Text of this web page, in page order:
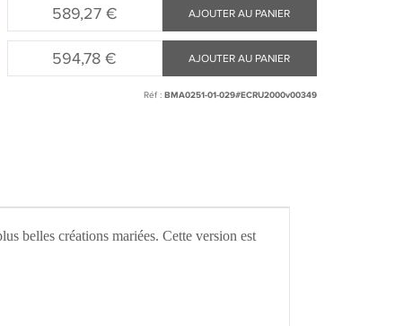
589,27 € AJOUTER AU PANIER
594,78 € AJOUTER AU PANIER
Réf : BMA0251-01-029#ECRU2000v00349
belles créations mariées. Cette version est